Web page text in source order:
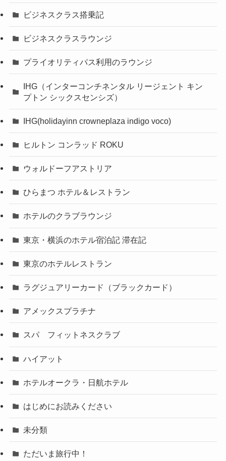
ビジネスクラス搭乗記
ビジネスクラスラウンジ
プライオリティパス利用のラウンジ
IHG（インターコンチネンタル リージェント キン
プトン シックスセンシズ）
IHG(holidayinn crowneplaza indigo voco)
ヒルトン コンラッド ROKU
ウォルドーフアストリア
ひらまつ ホテル＆レストラン
ホテルのクラブラウンジ
東京・横浜のホテル宿泊記 滞在記
東京のホテルレストラン
ラグジュアリーカード（ブラックカード）
アメックスプラチナ
スパ フィットネスクラブ
ハイアット
ホテルオークラ・日航ホテル
はじめにお読みください
未分類
ただいま旅行中！